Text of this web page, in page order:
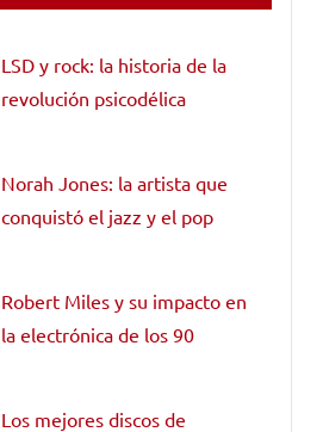
LSD y rock: la historia de la
revolución psicodélica
Norah Jones: la artista que
conquistó el jazz y el pop
Robert Miles y su impacto en
la electrónica de los 90
Los mejores discos de